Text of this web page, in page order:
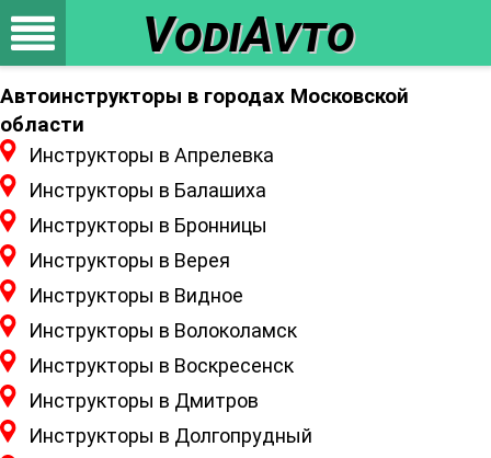
VodiAvto
Автоинструкторы в городах Московской
области
Инструкторы в Апрелевка
Инструкторы в Балашиха
Инструкторы в Бронницы
Инструкторы в Верея
Инструкторы в Видное
Инструкторы в Волоколамск
Инструкторы в Воскресенск
Инструкторы в Дмитров
Инструкторы в Долгопрудный